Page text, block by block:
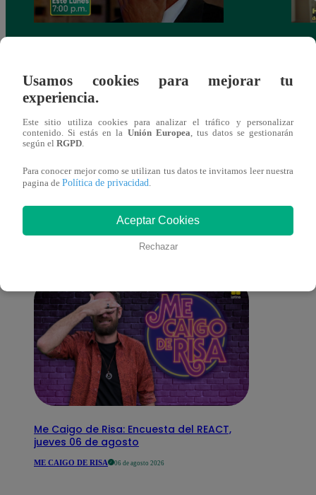
Bien”
También te puede
interesar
Me Caigo de Risa: Encuesta del REACT,
jueves 06 de agosto
ME CAIGO DE RISA 06 de agosto 2026
Usamos cookies para mejorar tu
experiencia.
Este sitio utiliza cookies para analizar el tráfico y personalizar
contenido. Si estás en la Unión Europea , tus datos se gestionarán
según el RGPD
Para conocer mejor como se utilizan tus datos te invitamos leer nuestra
pagina de Política de privacidad
Aceptar Cookies
Rechazar